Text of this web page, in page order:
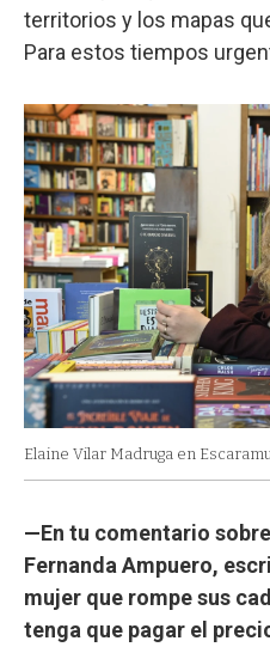
territorios y los mapas
Para estos tiempos
Elaine Vilar Madruga en
—En tu comentario
Fernanda Ampuero,
mujer que rompe sus
tenga que pagar el